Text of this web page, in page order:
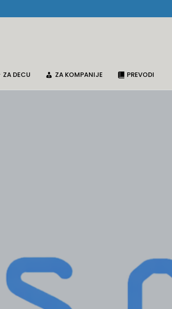
ZA DECU ZA KOMPANIJE PREVODI